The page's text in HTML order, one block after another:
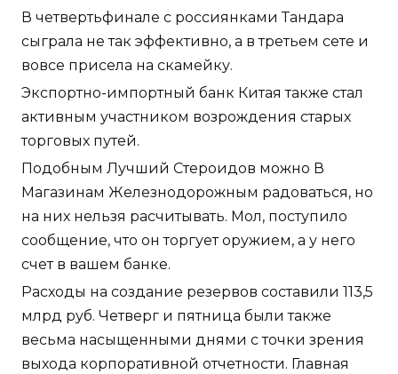
В четвертьфинале с россиянками Тандара
сыграла не так эффективно, а в третьем сете и
вовсе присела на скамейку.
Экспортно-импортный банк Китая также стал
активным участником возрождения старых
торговых путей.
Подобным Лучший Стероидов можно В
Магазинам Железнодорожным радоваться, но
на них нельзя расчитывать. Мол, поступило
сообщение, что он торгует оружием, а у него
счет в вашем банке.
Расходы на создание резервов составили 113,5
млрд руб. Четверг и пятница были также
весьма насыщенными днями с точки зрения
выхода корпоративной отчетности. Главная